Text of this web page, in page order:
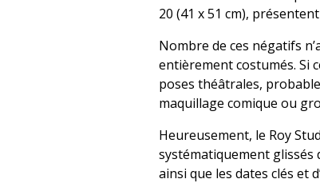
20 (41 x 51 cm),
Nombre de ces négatifs
entièrement costumés. Si
poses théâtrales,
maquillage comique ou
Heureusement, le Roy
systématiquement
ainsi que les dates clés et